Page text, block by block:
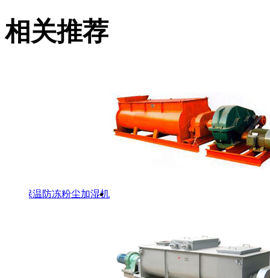
相关推荐
保温防冻粉尘加湿机